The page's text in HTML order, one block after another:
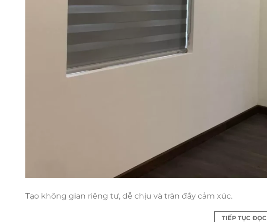
Tạo không gian riêng tư, dễ chịu và tràn đầy cảm xúc.
TIẾP TỤC ĐỌC